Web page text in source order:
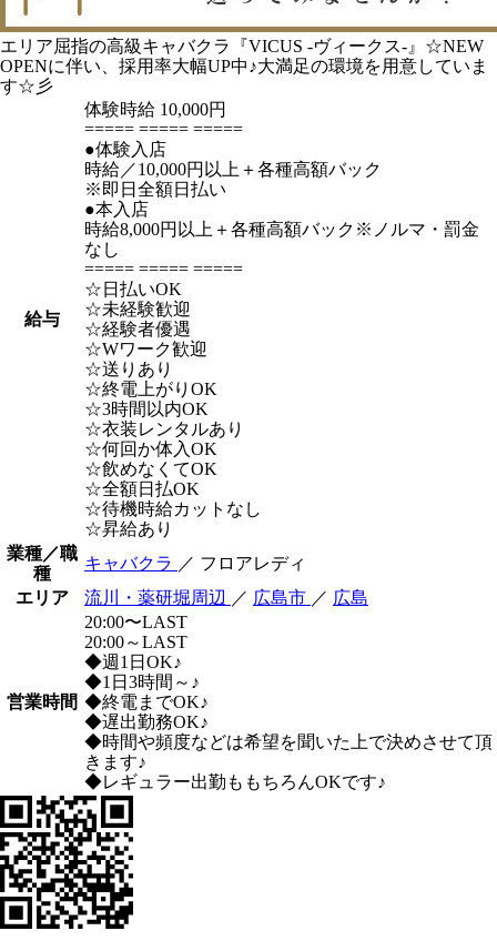
エリア屈指の高級キャバクラ『VICUS -ヴィークス-』☆NEW
OPENに伴い、採用率大幅UP中♪大満足の環境を用意していま
す☆彡
給与
体験時給 10,000円
===== ===== =====
●体験入店
時給／10,000円以上＋各種高額バック
※即日全額日払い
●本入店
時給8,000円以上＋各種高額バック※ノルマ・罰金
なし
===== ===== =====
☆日払いOK
☆未経験歓迎
☆経験者優遇
☆Wワーク歓迎
☆送りあり
☆終電上がりOK
☆3時間以内OK
☆衣装レンタルあり
☆何回か体入OK
☆飲めなくてOK
☆全額日払OK
☆待機時給カットなし
☆昇給あり
業種／職
種
キャバクラ ／ フロアレディ
エリア
流川・薬研堀周辺 ／ 広島市 ／ 広島
営業時間
20:00〜LAST
20:00～LAST
◆週1日OK♪
◆1日3時間～♪
◆終電までOK♪
◆遅出勤務OK♪
◆時間や頻度などは希望を聞いた上で決めさせて頂
きます♪
◆レギュラー出勤ももちろんOKです♪